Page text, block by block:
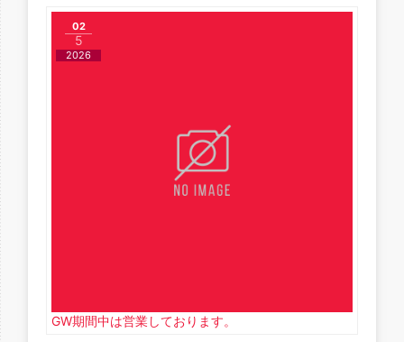
GW期間中は営業しております。
02
5
2026